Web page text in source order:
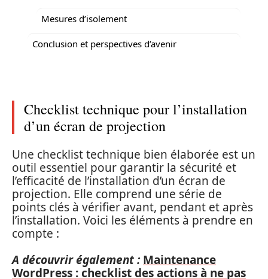
Mesures d’isolement
Conclusion et perspectives d’avenir
Checklist technique pour l’installation
d’un écran de projection
Une checklist technique bien élaborée est un
outil essentiel pour garantir la sécurité et
l’efficacité de l’installation d’un écran de
projection. Elle comprend une série de
points clés à vérifier avant, pendant et après
l’installation. Voici les éléments à prendre en
compte :
A découvrir également : Maintenance
WordPress : checklist des actions à ne pas